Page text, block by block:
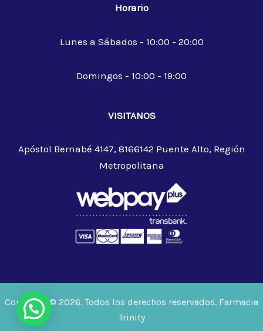
Horario
Lunes a Sábados - 10:00 - 20:00
Domingos - 10:00 - 19:00
VISITANOS
Apóstol Bernabé 4147, 8166142 Puente Alto, Región
Metropolitana
Copyright © 2026. Todos los derechos reservados. Farmacia
Trinity